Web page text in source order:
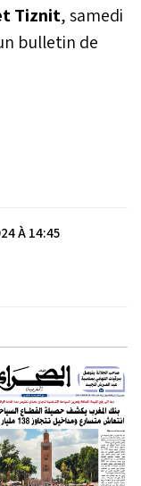
Tiznit, samedi
bulletin de
À 14:45